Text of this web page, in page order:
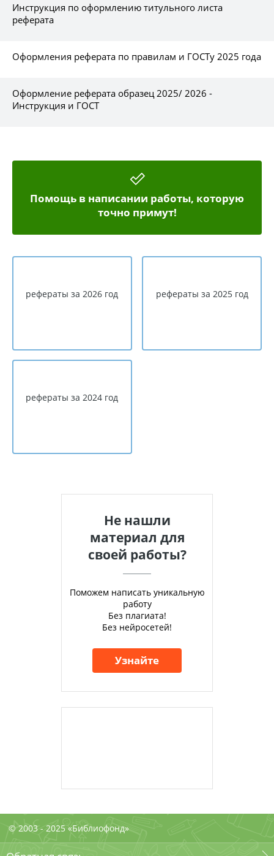
Инструкция по оформлению титульного листа
реферата
Оформления реферата по правилам и ГОСТу 2025 года
Оформление реферата образец 2025/ 2026 -
Инструкция и ГОСТ
Помощь в написании работы, которую
точно примут!
рефераты за 2026 год рефераты за 2025 год
рефераты за 2024 год
Не нашли
материал для
своей работы?
Поможем написать уникальную
работу
Без плагиата!
Без нейросетей!
Узнайте
© 2003 - 2025 «Библиофонд»